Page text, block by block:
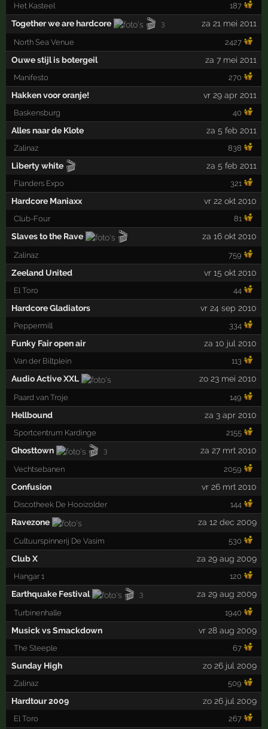
Het Kasteel 187
Together we are hardcore 🎬 3 za 21 mei 2011
North Sea Venue 2427
Ouwe stijl is botergeil za 7 mei 2011
Manifesto 270
Hakken voor oranje! vr 29 apr 2011
Baskensburg 40
Alles naar de Klote za 5 feb 2011
Zalinaz 838
Liberty white 🎬 za 5 feb 2011
Flanders Expo 321
Hardcore Maniaxx vr 22 okt 2010
Club-Four 81
Slaves to the Rave 🎬 za 16 okt 2010
Zalinaz 759
Zeeland United vr 15 okt 2010
El Toro 44
Hardcore Gladiators vr 24 sep 2010
Peppermill 334
Funky Fair open air za 10 jul 2010
Van der Biltplein 113
Audio Active XXL zo 23 mei 2010
Paard van Troje 149
Hellbound za 3 apr 2010
Sportcentrum Kardinge 2155
Ghosttown 🎬 3 za 27 mrt 2010
Vechtsebanen 2059
Confusion vr 26 mrt 2010
Discotheek De Hooizolder 144
Ravezone za 12 dec 2009
Cultuurspinnerij De Vasim 530
Club X za 29 aug 2009
Hangar 1 120
Earthquake Festival 🎬 3 za 29 aug 2009
Turbinenhalle 1940
Musick vs Smackdown vr 28 aug 2009
The Steeple 67
Sunday High zo 26 jul 2009
Zalinaz 509
Hardtour 2009 zo 26 jul 2009
El Toro 267